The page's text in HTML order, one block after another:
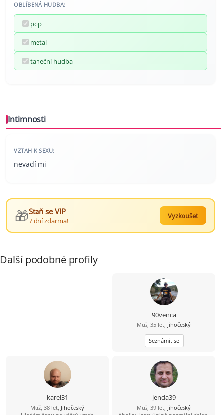
OBLÍBENÁ HUDBA:
pop
metal
taneční hudba
Intimnosti
VZTAH K SEXU:
nevadí mi
🎁Staň se VIP
7 dní zdarma!
Vyzkoušet
Další podobné profily
90venca
Muž, 35 let, Jihočeský
Seznámit se
karel31
Muž, 38 let, Jihočeský
jenda39
Muž, 39 let, Jihočeský